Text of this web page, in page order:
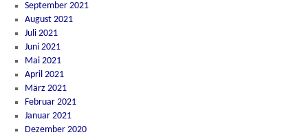
September 2021
August 2021
Juli 2021
Juni 2021
Mai 2021
April 2021
März 2021
Februar 2021
Januar 2021
Dezember 2020